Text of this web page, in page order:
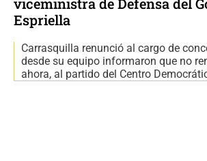
viceministra de Defensa del
Espriella
Carrasquilla renunció al cargo de
desde su equipo informaron que no
ahora, al partido del Centro